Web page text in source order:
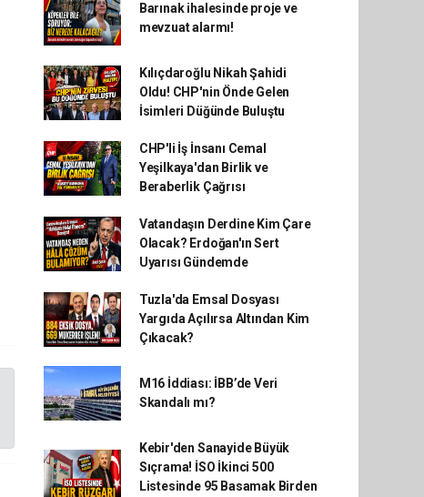
Barınak ihalesinde proje ve
mevzuat alarmı!
Kılıçdaroğlu Nikah Şahidi
Oldu! CHP'nin Önde Gelen
İsimleri Düğünde Buluştu
CHP'li İş İnsanı Cemal
Yeşilkaya'dan Birlik ve
Beraberlik Çağrısı
Vatandaşın Derdine Kim Çare
Olacak? Erdoğan'ın Sert
Uyarısı Gündemde
Tuzla'da Emsal Dosyası
Yargıda Açılırsa Altından Kim
Çıkacak?
M16 İddiası: İBB’de Veri
Skandalı mı?
Kebir'den Sanayide Büyük
Sıçrama! İSO İkinci 500
Listesinde 95 Basamak Birden